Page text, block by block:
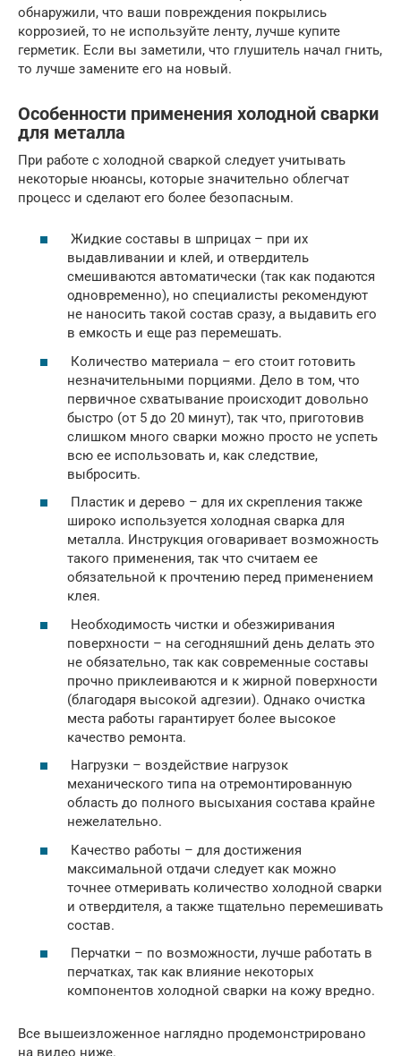
обнаружили, что ваши повреждения покрылись
коррозией, то не используйте ленту, лучше купите
герметик. Если вы заметили, что глушитель начал гнить,
то лучше замените его на новый.
Особенности применения холодной сварки
для металла
При работе с холодной сваркой следует учитывать
некоторые нюансы, которые значительно облегчат
процесс и сделают его более безопасным.
Жидкие составы в шприцах – при их
выдавливании и клей, и отвердитель
смешиваются автоматически (так как подаются
одновременно), но специалисты рекомендуют
не наносить такой состав сразу, а выдавить его
в емкость и еще раз перемешать.
Количество материала – его стоит готовить
незначительными порциями. Дело в том, что
первичное схватывание происходит довольно
быстро (от 5 до 20 минут), так что, приготовив
слишком много сварки можно просто не успеть
всю ее использовать и, как следствие,
выбросить.
Пластик и дерево – для их скрепления также
широко используется холодная сварка для
металла. Инструкция оговаривает возможность
такого применения, так что считаем ее
обязательной к прочтению перед применением
клея.
Необходимость чистки и обезжиривания
поверхности – на сегодняшний день делать это
не обязательно, так как современные составы
прочно приклеиваются и к жирной поверхности
(благодаря высокой адгезии). Однако очистка
места работы гарантирует более высокое
качество ремонта.
Нагрузки – воздействие нагрузок
механического типа на отремонтированную
область до полного высыхания состава крайне
нежелательно.
Качество работы – для достижения
максимальной отдачи следует как можно
точнее отмеривать количество холодной сварки
и отвердителя, а также тщательно перемешивать
состав.
Перчатки – по возможности, лучше работать в
перчатках, так как влияние некоторых
компонентов холодной сварки на кожу вредно.
Все вышеизложенное наглядно продемонстрировано
на видео ниже.